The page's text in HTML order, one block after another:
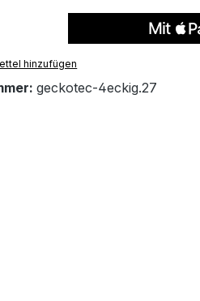
hinzufügen
geckotec-4eckig.27